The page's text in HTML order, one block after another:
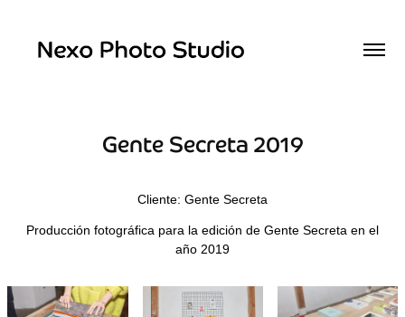
Gente Secreta 2019
Cliente: Gente Secreta
Producción fotográfica para la edición de Gente Secreta en el
año 2019